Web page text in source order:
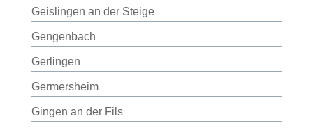
Geislingen an der Steige
Gengenbach
Gerlingen
Germersheim
Gingen an der Fils